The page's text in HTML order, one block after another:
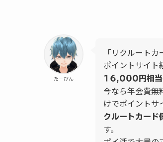
たーびん
「リクルート
ポイントサイト
16,000円相当
今なら年会費無
けでポイントサ
クルートカー
す。